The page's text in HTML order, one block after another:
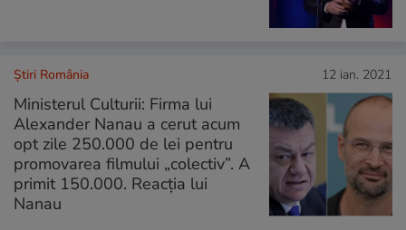
Știri România 12 ian. 2021
Ministerul Culturii: Firma lui
Alexander Nanau a cerut acum
opt zile 250.000 de lei pentru
promovarea filmului „colectiv”. A
primit 150.000. Reacția lui
Nanau